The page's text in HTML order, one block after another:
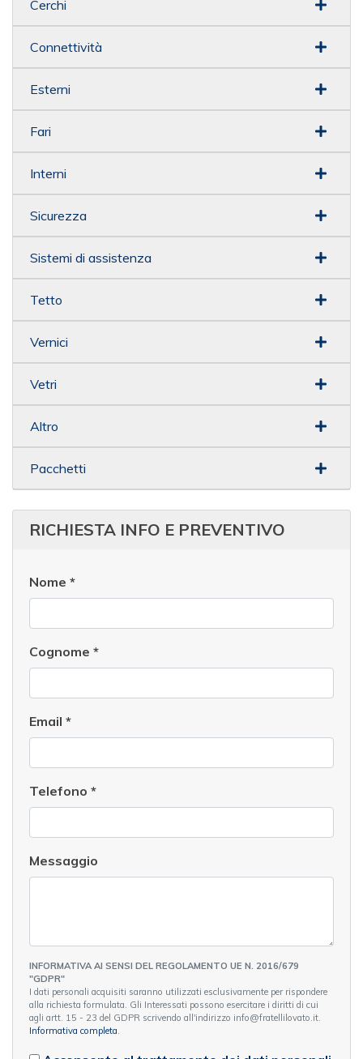
Cerchi
Connettività
Esterni
Fari
Interni
Sicurezza
Sistemi di assistenza
Tetto
Vernici
Vetri
Altro
Pacchetti
RICHIESTA INFO E PREVENTIVO
Nome *
Cognome *
Email *
Telefono *
Messaggio
INFORMATIVA AI SENSI DEL REGOLAMENTO UE N. 2016/679
"GDPR"
I dati personali acquisiti saranno utilizzati esclusivamente per rispondere
alla richiesta formulata. Gli Interessati possono esercitare i diritti di cui
agli artt. 15 - 23 del GDPR scrivendo all'indirizzo info@fratellilovato.it.
Informativa completa.